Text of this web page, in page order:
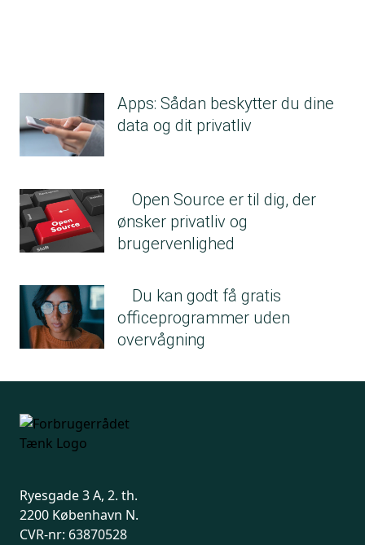
Apps: Sådan beskytter du dine
data og dit privatliv
Open Source er til dig, der
ønsker privatliv og
brugervenlighed
Du kan godt få gratis
officeprogrammer uden
overvågning
Ryesgade 3 A, 2. th.
2200 København N.
CVR-nr: 63870528